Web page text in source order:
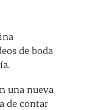
de boda
una nueva
de contar